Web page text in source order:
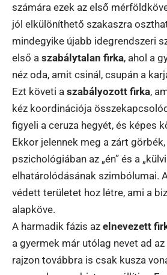
számára ezek az első
jól elkülöníthető szakaszra
mindegyike újabb idegrendszeri
első a szabálytalan firka, ahol a
néz oda, amit csinál, csupán a
Ezt követi a szabályozott firka,
kéz koordinációja
figyeli a ceruza hegyét, és képes
Ekkor jelennek meg a zárt
pszichológiában az „én” és a
elhatárolódásának szimbólumai.
védett területet hoz létre, ami a
alapköve.
A harmadik fázis az elnevezett
a gyermek már utólag nevet ad
rajzon továbbra is csak kusza